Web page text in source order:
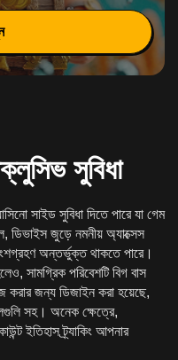
সুবিধা
সাইড সুবিধা দিতে পারে যা গেম
ডিভাইস জুড়ে নমনীয় অ্যাক্সেস
অন্তর্ভুক্ত থাকতে পারে।
সামগ্রিক পরিবেশটি বিগ বাস
করার জন্য ডিজাইন করা হয়েছে,
সহ। অনেক ক্ষেত্রে,
ইতিহাস ট্র্যাকিং আপনার